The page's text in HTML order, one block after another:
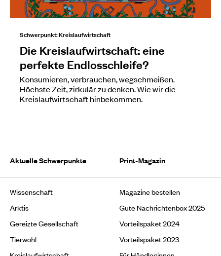
Schwerpunkt: Kreislaufwirtschaft
Die Kreislaufwirtschaft: eine
perfekte Endlosschleife?
Konsumieren, verbrauchen, wegschmeißen.
Höchste Zeit, zirkulär zu denken. Wie wir die
Kreislaufwirtschaft hinbekommen.
Aktuelle Schwerpunkte
Wissenschaft
Arktis
Gereizte Gesellschaft
Tierwohl
Print-Magazin
Magazine bestellen
Gute Nachrichtenbox 2025
Vorteilspaket 2024
Vorteilspaket 2023